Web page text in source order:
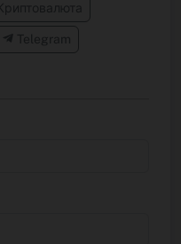
Криптовалюта
Telegram